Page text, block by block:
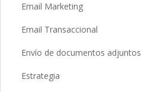
Email Marketing
Email Transaccional
Envío de documentos adjuntos
Estrategia